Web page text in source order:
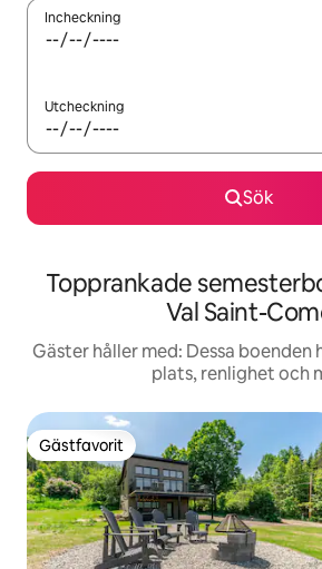
Incheckning
Utcheckning
Sök
Topprankade
Val Saint-
Gäster håller med: Dessa
plats, renlighet och
Gästfavorit
Gästfavorit